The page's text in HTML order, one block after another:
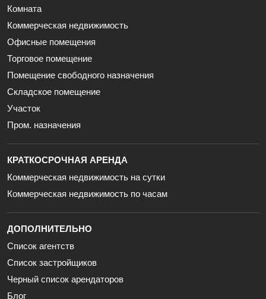
Комната
Коммерческая недвижимость
Офисные помещения
Торговое помещение
Помещение свободного назначения
Складское помещение
Участок
Пром. назначения
КРАТКОСРОЧНАЯ АРЕНДА
Коммерческая недвижимость на сутки
Коммерческая недвижимость по часам
ДОПОЛНИТЕЛЬНО
Список агентств
Список застройщиков
Черный список арендаторов
Блог